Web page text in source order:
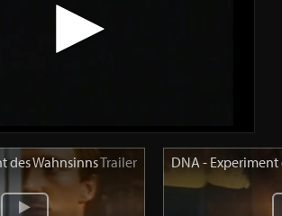
des WahnsinnsTrailer DNA -